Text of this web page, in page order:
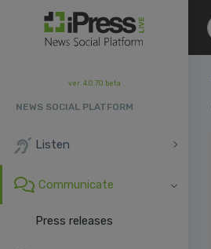
ver. 4.0.70 beta
NEWS SOCIAL PLATFORM
Listen
Communicate
Press releases